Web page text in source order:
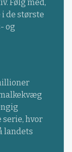
Følg med,
de største
og
hvor
landets